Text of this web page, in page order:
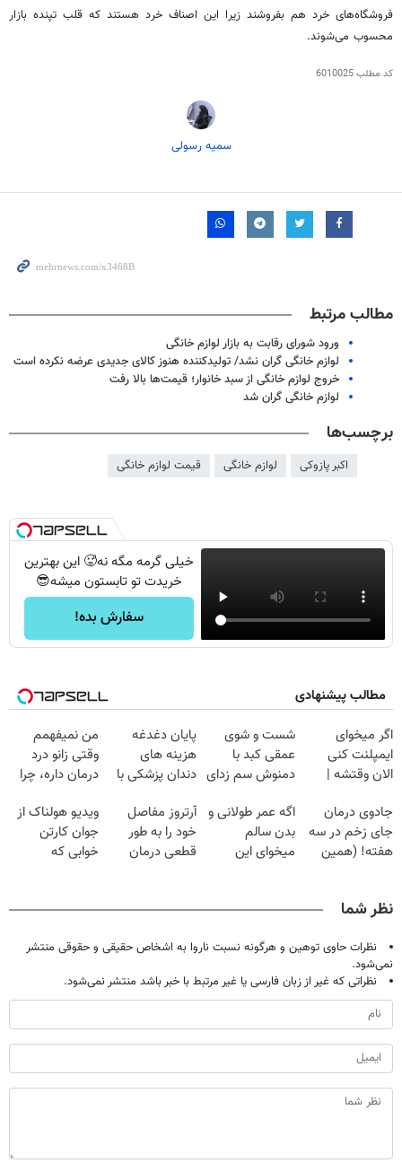
فروشگاه‌های خرد هم بفروشند زیرا این اصناف خرد هستند که قلب تپنده بازار
محسوب می‌شوند.
کد مطلب6010025
سمیه رسولی
مطالب مرتبط
ورود شورای رقابت به بازار لوازم خانگی
لوازم خانگی گران نشد/ تولیدکننده هنوز کالای جدیدی عرضه نکرده است
خروج لوازم خانگی از سبد خانوار؛ قیمت‌ها بالا رفت
لوازم خانگی گران شد
برچسب‌ها
اکبر پازوکی لوازم خانگی قیمت لوازم خانگی
خیلی گرمه مگه نه🥵 این بهترین
خریدت تو تابستون میشه😎
سفارش بده!
مطالب پیشنهادی
اگر میخوای
ایمپلنت کنی
الان وقتشه |
میلیون تومان!!!
شست و شوی
عمقی کبد با
دمنوش سم زدای
پایان دغدغه
هزینه های
دندان پزشکی با
خانگی
من نمیفهمم
وقتی زانو درد
درمان داره، چرا
تحمل میکنی؟❗
جادوی درمان
جای زخم در سه
هفته! (همین
اگه عمر طولانی و
بدن سالم
میخوای این
آرتروز مفاصل
خود را به طور
قطعی درمان
ویدیو هولناک از
جوان کارتن
خوابی که
نظر شما
نظرات حاوی توهین و هرگونه نسبت ناروا به اشخاص حقیقی و حقوقی منتشر
نمی‌شود.
نظراتی که غیر از زبان فارسی یا غیر مرتبط با خبر باشد منتشر نمی‌شود.